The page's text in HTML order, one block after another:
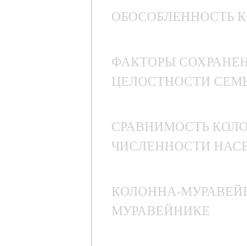
ОБОСОБЛЕННОСТЬ
ФАКТОРЫ
ЦЕЛОСТНОСТИ
СРАВНИМОСТЬ
ЧИСЛЕННОСТИ
КОЛОННА-
МУРАВЕЙНИКЕ